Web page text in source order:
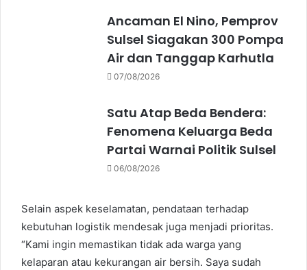
Ancaman El Nino, Pemprov
Sulsel Siagakan 300 Pompa
Air dan Tanggap Karhutla
07/08/2026
Satu Atap Beda Bendera:
Fenomena Keluarga Beda
Partai Warnai Politik Sulsel
06/08/2026
Selain aspek keselamatan, pendataan terhadap
kebutuhan logistik mendesak juga menjadi prioritas.
“Kami ingin memastikan tidak ada warga yang
kelaparan atau kekurangan air bersih. Saya sudah